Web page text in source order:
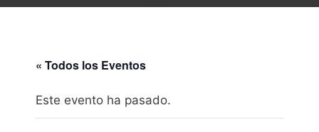
« Todos los Eventos
Este evento ha pasado.